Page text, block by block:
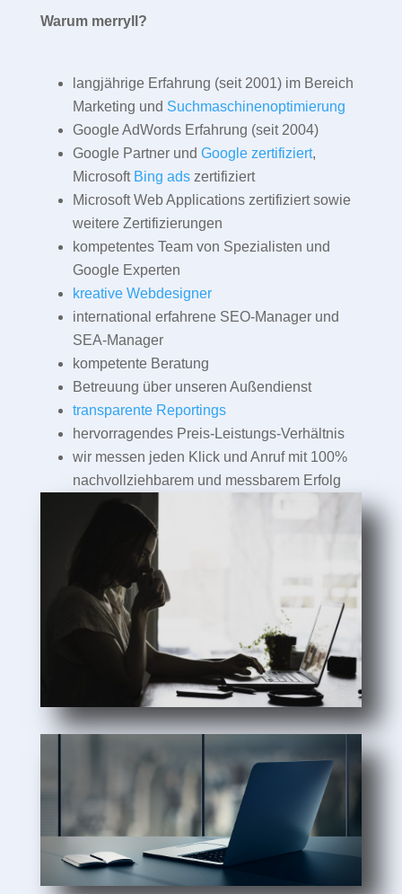
Warum merryll?
langjährige Erfahrung (seit 2001) im Bereich
Marketing und Suchmaschinenoptimierung
Google AdWords Erfahrung (seit 2004)
Google Partner und Google zertifiziert,
Microsoft Bing adszertifiziert
Microsoft Web Applications zertifiziert sowie
weitere Zertifizierungen
kompetentes Team von Spezialisten und
Google Experten
kreative Webdesigner
international erfahrene SEO-Manager und
SEA-Manager
kompetente Beratung
Betreuung über unseren Außendienst
transparente Reportings
hervorragendes Preis-Leistungs-Verhältnis
wir messen jeden Klick und Anruf mit 100%
nachvollziehbarem und messbarem Erfolg